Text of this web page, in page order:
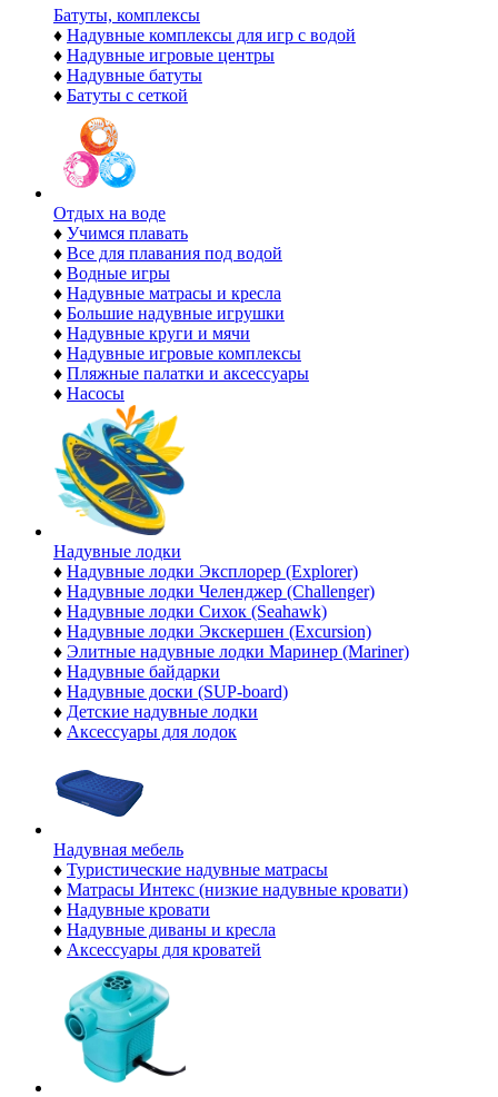
Батуты, комплексы
♦ Надувные комплексы для игр с водой
♦ Надувные игровые центры
♦ Надувные батуты
♦ Батуты с сеткой
Отдых на воде
♦ Учимся плавать
♦ Все для плавания под водой
♦ Водные игры
♦ Надувные матрасы и кресла
♦ Большие надувные игрушки
♦ Надувные круги и мячи
♦ Надувные игровые комплексы
♦ Пляжные палатки и аксессуары
♦ Насосы
Надувные лодки
♦ Надувные лодки Эксплорер (Explorer)
♦ Надувные лодки Челенджер (Challenger)
♦ Надувные лодки Сихок (Seahawk)
♦ Надувные лодки Экскершен (Excursion)
♦ Элитные надувные лодки Маринер (Mariner)
♦ Надувные байдарки
♦ Надувные доски (SUP-board)
♦ Детские надувные лодки
♦ Аксессуары для лодок
Надувная мебель
♦ Туристические надувные матрасы
♦ Матрасы Интекс (низкие надувные кровати)
♦ Надувные кровати
♦ Надувные диваны и кресла
♦ Аксессуары для кроватей